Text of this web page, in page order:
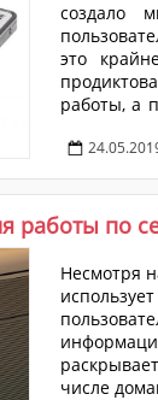
создало
это
работы, а
получения
работы по
Несмотря
числе